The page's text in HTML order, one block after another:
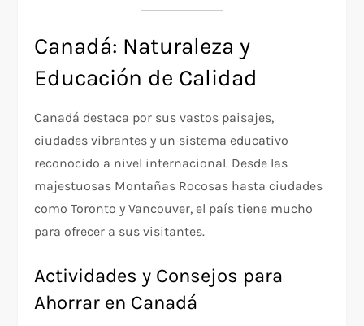
Canadá: Naturaleza y
Educación de Calidad
Canadá destaca por sus vastos paisajes,
ciudades vibrantes y un sistema educativo
reconocido a nivel internacional. Desde las
majestuosas Montañas Rocosas hasta ciudades
como Toronto y Vancouver, el país tiene mucho
para ofrecer a sus visitantes.
Actividades y Consejos para
Ahorrar en Canadá